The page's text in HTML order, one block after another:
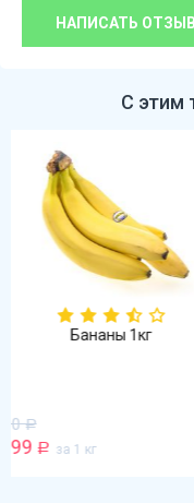
НАПИСАТЬ ОТЗЫВ
С этим
Перец
298.90